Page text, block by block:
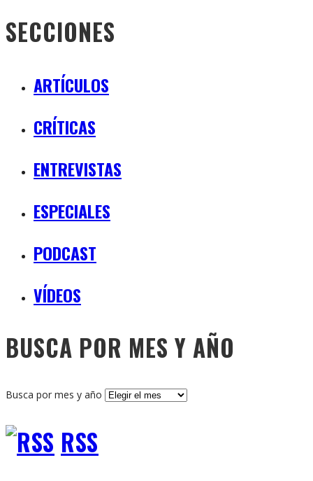
SECCIONES
ARTÍCULOS
CRÍTICAS
ENTREVISTAS
ESPECIALES
PODCAST
VÍDEOS
BUSCA POR MES Y AÑO
Busca por mes y año
RSS